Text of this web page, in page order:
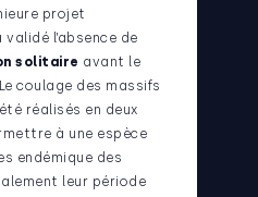
projet
l’absence de
solitaire avant le
coulage des massifs
réalisés en deux
à une espèce
endémique des
leur période